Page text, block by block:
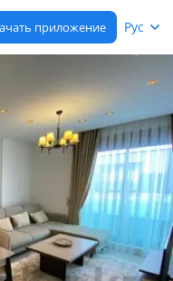
приложение Рус